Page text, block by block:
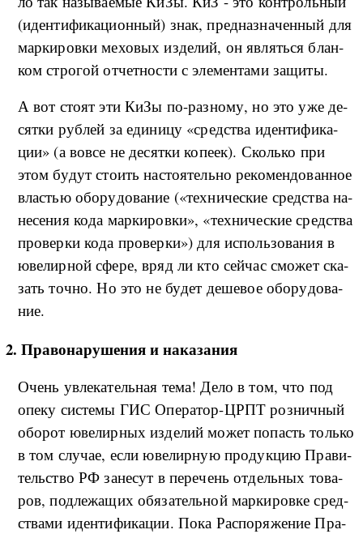
(и­ден­ти­фи­ка­ци­он­ный) знак, пред­на­з­на­чен­ный для
мар­ки­ро­в­ки ме­хо­вых из­де­лий, он яв­лять­ся блан­
ком стро­гой от­чет­но­сти с эле­мен­та­ми за­щи­ты.
А вот сто­ят эти КиЗы по-раз­но­му, но это уже де­
сят­ки руб­лей за еди­ни­цу «сред­ства иден­ти­фи­ка­
ции» (а во­в­се не де­сят­ки ко­пе­ек). Сколь­ко при
этом бу­дут сто­ить на­сто­я­тель­но ре­ко­мен­до­ван­ное
вла­стью обо­ру­до­ва­ние («­тех­ни­че­ские сред­ства на­
не­се­ния ко­да мар­ки­ро­в­ки», «тех­ни­че­ские сред­ства
про­вер­ки ко­да про­вер­ки») для ис­поль­зо­ва­ния в
юве­ли­р­ной сфе­ре, вряд ли кто сей­час смо­жет ска­
зать точ­но. Но это не бу­дет де­ше­вое обо­ру­до­ва­
ние.
2. Пра­во­на­ру­ше­ния и на­ка­за­ния
О­чень увле­ка­тель­ная те­ма! Де­ло в том, что под
опе­ку си­сте­мы ГИС Опе­ра­тор-ЦРПТ роз­ни­ч­ный
обо­рот юве­ли­р­ных из­де­лий мо­жет по­пасть толь­ко
в том слу­чае, ес­ли юве­ли­р­ную про­дук­цию Пра­ви­
тель­ство РФ за­не­сут в пе­ре­чень от­дель­ных то­ва­
ров, под­ле­жа­щих обя­за­тель­ной мар­ки­ро­в­ке сред­
ства­ми иден­ти­фи­ка­ции. По­ка Рас­по­ря­же­ние Пра­